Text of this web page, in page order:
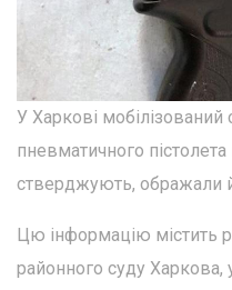
У Харкові мобілізований
пневматичного пістолета
стверджують, ображали
Цю інформацію містить
районного суду Харкова,